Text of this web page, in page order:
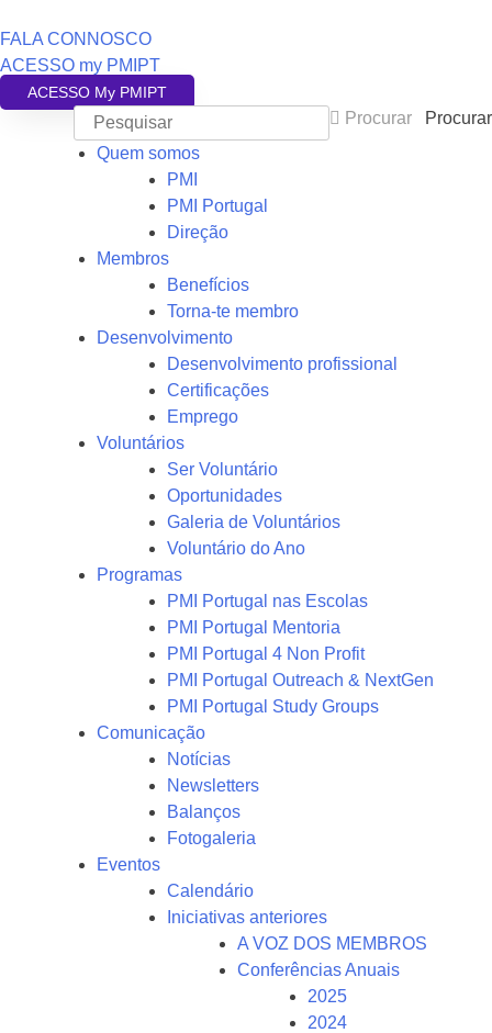
FALA CONNOSCO
ACESSO my PMIPT
ACESSO My PMIPT
Procurar
Procurar
Quem somos
PMI
PMI Portugal
Direção
Membros
Benefícios
Torna-te membro
Desenvolvimento
Desenvolvimento profissional
Certificações
Emprego
Voluntários
Ser Voluntário
Oportunidades
Galeria de Voluntários
Voluntário do Ano
Programas
PMI Portugal nas Escolas
PMI Portugal Mentoria
PMI Portugal 4 Non Profit
PMI Portugal Outreach & NextGen
PMI Portugal Study Groups
Comunicação
Notícias
Newsletters
Balanços
Fotogaleria
Eventos
Calendário
Iniciativas anteriores
A VOZ DOS MEMBROS
Conferências Anuais
2025
2024